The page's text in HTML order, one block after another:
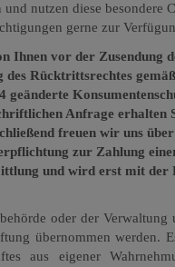
nutzen diese besondere
gerne zur
Ihnen vor der Zusendung
Rücktrittsrechtes
geänderte
Anfrage erhalten
freuen wir uns
zur Zahlung
und wird erst mit der
oder der
übernommen werden.
aus eigener